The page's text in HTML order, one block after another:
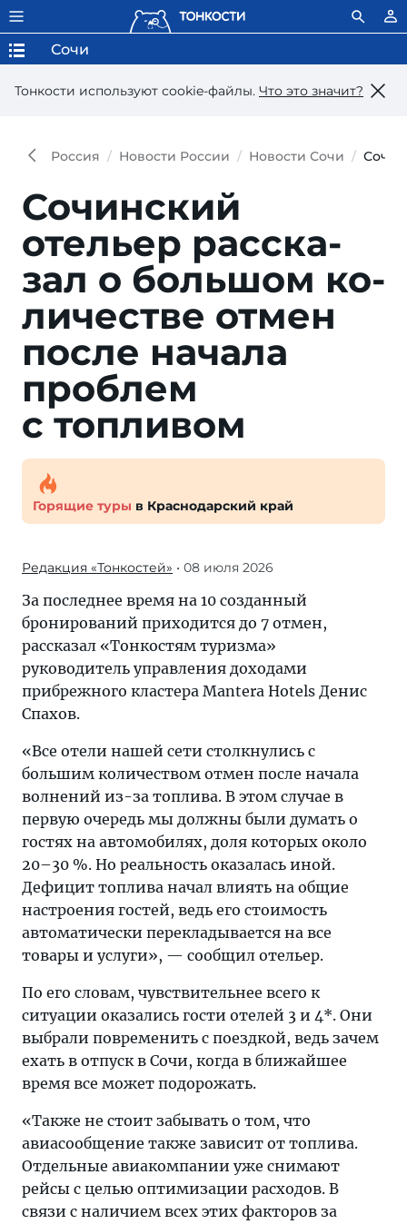
Тонкости используют сookie-файлы. Что это значит?
Сочи
Россия Новости России Новости Сочи
Сочинский
отельер рас­ска­
зал о боль­шом ко­
ли­чест­ве от­мен
пос­ле на­ча­ла
проб­лем
с топливом
Горящие туры в Краснодарский край
Редакция «Тонкостей» • 08 июля 2026
За последнее время на 10 созданный
бронирований приходится до 7 отмен,
рассказал «Тонкостям туризма»
руководитель управления доходами
прибрежного кластера Mantera Hotels Денис
Спахов.
«Все отели нашей сети столкнулись с
большим количеством отмен после начала
волнений из-за топлива. В этом случае в
первую очередь мы должны были думать о
гостях на автомобилях, доля которых около
20–30 %. Но реальность оказалась иной.
Дефицит топлива начал влиять на общие
настроения гостей, ведь его стоимость
автоматически перекладывается на все
товары и услуги», — сообщил отельер.
По его словам, чувствительнее всего к
ситуации оказались гости отелей 3 и 4*. Они
выбрали повременить с поездкой, ведь зачем
ехать в отпуск в Сочи, когда в ближайшее
время все может подорожать.
«Также не стоит забывать о том, что
авиасообщение также зависит от топлива.
Отдельные авиакомпании уже снимают
рейсы с целью оптимизации расходов. В
связи с наличием всех этих факторов за